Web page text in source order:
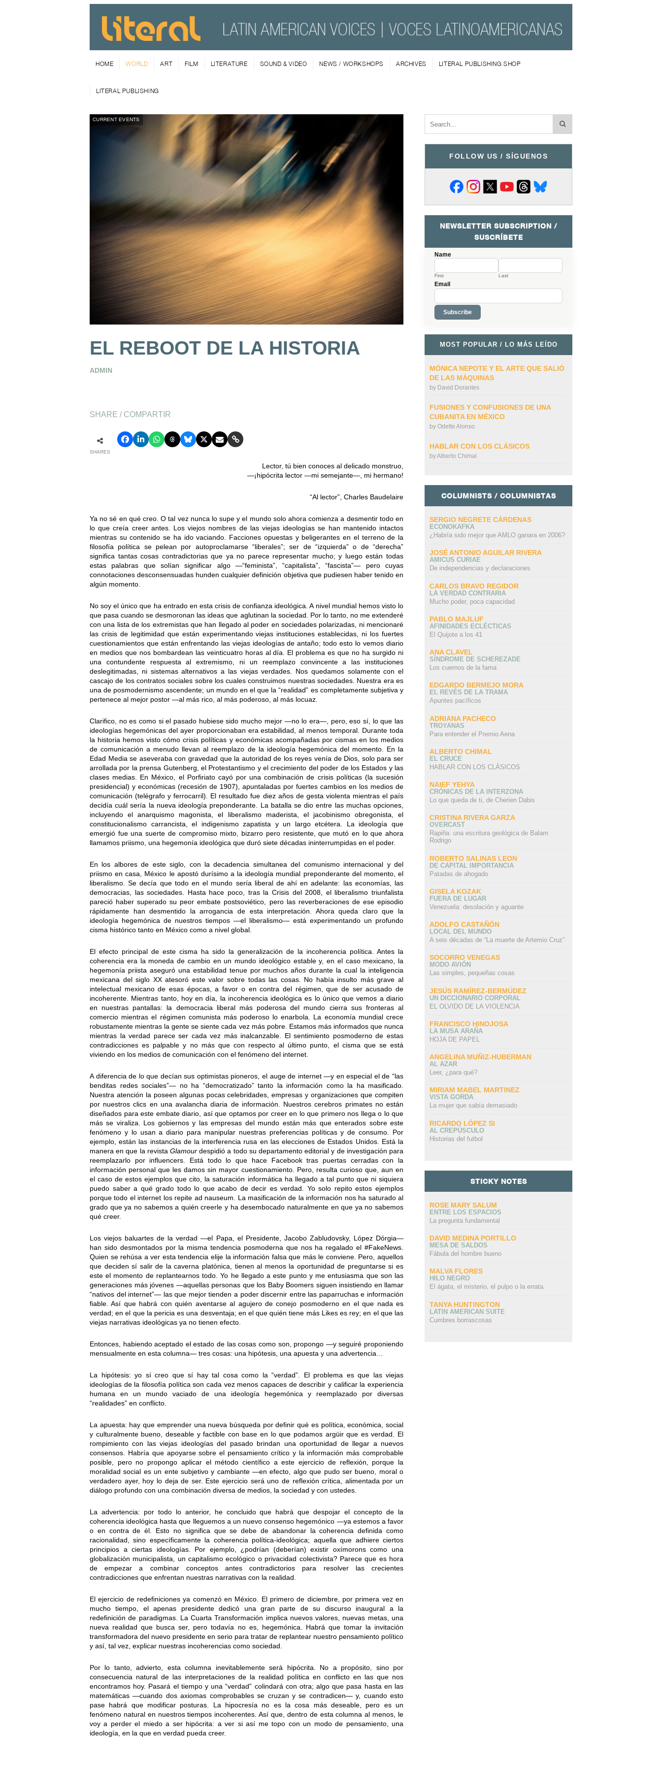
HOME WORLD ART FILM LITERATURE SOUND & VIDEO NEWS / WORKSHOPS ARCHIVES LITERAL PUBLISHING SHOP
LITERAL PUBLISHING
CURRENT EVENTS
EL REBOOT DE LA HISTORIA
ADMIN
SHARE / COMPARTIR
SHARES
Lector, tú bien conoces al delicado monstruo,
—¡hipócrita lector —mi semejante—, mi hermano!
“Al lector”, Charles Baudelaire
Ya no sé en qué creo. O tal vez nunca lo supe y el mundo solo ahora comienza a desmentir todo en
lo que creía creer antes. Los viejos nombres de las viejas ideologías se han mantenido intactos
mientras su contenido se ha ido vaciando. Facciones opuestas y beligerantes en el terreno de la
filosofía política se pelean por autoproclamarse “liberales”; ser de “izquierda” o de “derecha”
significa tantas cosas contradictorias que ya no parece representar mucho; y luego están todas
estas palabras que solían significar algo —“feminista”, “capitalista”, “fascista”— pero cuyas
connotaciones desconsensuadas hunden cualquier definición objetiva que pudiesen haber tenido en
algún momento.
No soy el único que ha entrado en esta crisis de confianza ideológica. A nivel mundial hemos visto lo
que pasa cuando se desmoronan las ideas que aglutinan la sociedad. Por lo tanto, no me extenderé
con una lista de los extremistas que han llegado al poder en sociedades polarizadas, ni mencionaré
las crisis de legitimidad que están experimentando viejas instituciones establecidas, ni los fuertes
cuestionamientos que están enfrentando las viejas ideologías de antaño; todo esto lo vemos diario
en medios que nos bombardean las veinticuatro horas al día. El problema es que no ha surgido ni
una contundente respuesta al extremismo, ni un reemplazo convincente a las instituciones
deslegitimadas, ni sistemas alternativos a las viejas verdades. Nos quedamos solamente con el
cascajo de los contratos sociales sobre los cuales construimos nuestras sociedades. Nuestra era es
una de posmodernismo ascendente; un mundo en el que la “realidad” es completamente subjetiva y
pertenece al mejor postor —al más rico, al más poderoso, al más locuaz.
Clarifico, no es como si el pasado hubiese sido mucho mejor —no lo era—, pero, eso sí, lo que las
ideologías hegemónicas del ayer proporcionaban era estabilidad, al menos temporal. Durante toda
la historia hemos visto cómo crisis políticas y económicas acompañadas por cismas en los medios
de comunicación a menudo llevan al reemplazo de la ideología hegemónica del momento. En la
Edad Media se aseveraba con gravedad que la autoridad de los reyes venía de Dios, solo para ser
arrollada por la prensa Gutenberg, el Protestantismo y el crecimiento del poder de los Estados y las
clases medias. En México, el Porfiriato cayó por una combinación de crisis políticas (la sucesión
presidencial) y económicas (recesión de 1907), apuntaladas por fuertes cambios en los medios de
comunicación (telégrafo y ferrocarril). El resultado fue diez años de gesta violenta mientras el país
decidía cuál sería la nueva ideología preponderante. La batalla se dio entre las muchas opciones,
incluyendo el anarquismo magonista, el liberalismo maderista, el jacobinismo obregonista, el
constitucionalismo carrancista, el indigenismo zapatista y un largo etcétera. La ideología que
emergió fue una suerte de compromiso mixto, bizarro pero resistente, que mutó en lo que ahora
llamamos priismo, una hegemonía ideológica que duró siete décadas ininterrumpidas en el poder.
En los albores de este siglo, con la decadencia simultanea del comunismo internacional y del
priismo en casa, México le apostó durísimo a la ideología mundial preponderante del momento, el
liberalismo. Se decía que todo en el mundo sería liberal de ahí en adelante: las economías, las
democracias, las sociedades. Hasta hace poco, tras la Crisis del 2008, el liberalismo triunfalista
pareció haber superado su peor embate postsoviético, pero las reverberaciones de ese episodio
rápidamente han desmentido la arrogancia de esta interpretación. Ahora queda claro que la
ideología hegemónica de nuestros tiempos —el liberalismo— está experimentando un profundo
cisma histórico tanto en México como a nivel global.
El efecto principal de este cisma ha sido la generalización de la incoherencia política. Antes la
coherencia era la moneda de cambio en un mundo ideológico estable y, en el caso mexicano, la
hegemonía priista aseguró una estabilidad tenue por muchos años durante la cual la inteligencia
mexicana del siglo XX atesoró este valor sobre todas las cosas. No había insulto más grave al
intelectual mexicano de esas épocas, a favor o en contra del régimen, que de ser acusado de
incoherente. Mientras tanto, hoy en día, la incoherencia ideológica es lo único que vemos a diario
en nuestras pantallas: la democracia liberal más poderosa del mundo cierra sus fronteras al
comercio mientras el régimen comunista más poderoso lo enarbola. La economía mundial crece
robustamente mientras la gente se siente cada vez más pobre. Estamos más informados que nunca
mientras la verdad parece ser cada vez más inalcanzable. El sentimiento posmoderno de estas
contradicciones es palpable y no más que con respecto al último punto, el cisma que se está
viviendo en los medios de comunicación con el fenómeno del internet.
A diferencia de lo que decían sus optimistas pioneros, el auge de internet —y en especial el de “las
benditas redes sociales”— no ha “democratizado” tanto la información como la ha masificado.
Nuestra atención la poseen algunas pocas celebridades, empresas y organizaciones que compiten
por nuestros clics en una avalancha diaria de información. Nuestros cerebros primates no están
diseñados para este embate diario, así que optamos por creer en lo que primero nos llega o lo que
más se viraliza. Los gobiernos y las empresas del mundo están más que enterados sobre este
fenómeno y lo usan a diario para manipular nuestras preferencias políticas y de consumo. Por
ejemplo, están las instancias de la interferencia rusa en las elecciones de Estados Unidos. Está la
manera en que la revista Glamour despidió a todo su departamento editorial y de investigación para
reemplazarlo por influencers. Está todo lo que hace Facebook tras puertas cerradas con la
información personal que les damos sin mayor cuestionamiento. Pero, resulta curioso que, aun en
el caso de estos ejemplos que cito, la saturación informática ha llegado a tal punto que ni siquiera
puedo saber a qué grado todo lo que acabo de decir es verdad. Yo solo repito estos ejemplos
porque todo el internet los repite ad nauseum. La masificación de la información nos ha saturado al
grado que ya no sabemos a quién creerle y ha desembocado naturalmente en que ya no sabemos
qué creer.
Los viejos baluartes de la verdad —el Papa, el Presidente, Jacobo Zabludovsky, López Dórgia—
han sido desmontados por la misma tendencia posmoderna que nos ha regalado el #FakeNews.
Quien se rehúsa a ver esta tendencia elije la información falsa que más le conviene. Pero, aquellos
que deciden sí salir de la caverna platónica, tienen al menos la oportunidad de preguntarse si es
este el momento de replantearnos todo. Yo he llegado a este punto y me entusiasma que son las
generaciones más jóvenes —aquellas personas que los Baby Boomers siguen insistiendo en llamar
“nativos del internet”— las que mejor tienden a poder discernir entre las paparruchas e información
fiable. Así que habrá con quién aventarse al agujero de conejo posmoderno en el que nada es
verdad; en el que la pericia es una desventaja; en el que quién tiene más Likes es rey; en el que las
viejas narrativas ideológicas ya no tienen efecto.
Entonces, habiendo aceptado el estado de las cosas como son, propongo —y seguiré proponiendo
mensualmente en esta columna— tres cosas: una hipótesis, una apuesta y una advertencia…
La hipótesis: yo sí creo que sí hay tal cosa como la “verdad”. El problema es que las viejas
ideologías de la filosofía política son cada vez menos capaces de describir y calificar la experiencia
humana en un mundo vaciado de una ideología hegemónica y reemplazado por diversas
“realidades” en conflicto.
La apuesta: hay que emprender una nueva búsqueda por definir qué es política, económica, social
y culturalmente bueno, deseable y factible con base en lo que podamos argüir que es verdad. El
rompimiento con las viejas ideologías del pasado brindan una oportunidad de llegar a nuevos
consensos. Habría que apoyarse sobre el pensamiento crítico y la información más comprobable
posible, pero no propongo aplicar el método científico a este ejercicio de reflexión, porque la
moralidad social es un ente subjetivo y cambiante —en efecto, algo que pudo ser bueno, moral o
verdadero ayer, hoy lo deja de ser. Este ejercicio será uno de reflexión crítica, alimentada por un
diálogo profundo con una combinación diversa de medios, la sociedad y con ustedes.
La advertencia: por todo lo anterior, he concluido que habrá que despojar el concepto de la
coherencia ideológica hasta que lleguemos a un nuevo consenso hegemónico —ya estemos a favor
o en contra de él. Esto no significa que se debe de abandonar la coherencia definida como
racionalidad, sino específicamente la coherencia política-ideológica; aquella que adhiere ciertos
principios a ciertas ideologías. Por ejemplo, ¿podrían (deberían) existir oxímorons como una
globalización municipalista, un capitalismo ecológico o privacidad colectivista? Parece que es hora
de empezar a combinar conceptos antes contradictorios para resolver las crecientes
contradicciones que enfrentan nuestras narrativas con la realidad.
El ejercicio de redefiniciones ya comenzó en México. El primero de diciembre, por primera vez en
mucho tiempo, el apenas presidente dedicó una gran parte de su discurso inaugural a la
redefinición de paradigmas. La Cuarta Transformación implica nuevos valores, nuevas metas, una
nueva realidad que busca ser, pero todavía no es, hegemónica. Habrá que tomar la invitación
transformadora del nuevo presidente en serio para tratar de replantear nuestro pensamiento político
y así, tal vez, explicar nuestras incoherencias como sociedad.
Por lo tanto, advierto, esta columna inevitablemente será hipócrita. No a propósito, sino por
consecuencia natural de las interpretaciones de la realidad política en conflicto en las que nos
encontramos hoy. Pasará el tiempo y una “verdad” colindará con otra; algo que pasa hasta en las
matemáticas —cuando dos axiomas comprobables se cruzan y se contradicen— y, cuando esto
pase habrá que modificar posturas. La hipocresía no es la cosa más deseable, pero es un
fenómeno natural en nuestros tiempos incoherentes. Así que, dentro de esta columna al menos, le
voy a perder el miedo a ser hipócrita: a ver si así me topo con un modo de pensamiento, una
ideología, en la que en verdad pueda creer.
FOLLOW US / SÍGUENOS
NEWSLETTER SUBSCRIPTION /
SUSCRÍBETE
Name
First Last
Email
MOST POPULAR / LO MÁS LEÍDO
MÓNICA NEPOTE Y EL ARTE QUE SALIÓ
DE LAS MÁQUINAS
by David Dorantes
FUSIONES Y CONFUSIONES DE UNA
CUBANITA EN MÉXICO
by Odette Alonso
HABLAR CON LOS CLÁSICOS
byAlberto Chimal
COLUMNISTS / COLUMNISTAS
SERGIO NEGRETE CÁRDENAS
ECONOKAFKA
¿Habría sido mejor que AMLO ganara en 2006?
JOSÉ ANTONIO AGUILAR RIVERA
AMICUS CURIAE
De independencias y declaraciones
CARLOS BRAVO REGIDOR
LA VERDAD CONTRARIA
Mucho poder, poca capacidad
PABLO MAJLUF
AFINIDADES ECLÉCTICAS
El Quijote a los 41
ANA CLAVEL
SÍNDROME DE SCHEREZADE
Los cuernos de la fama
EDGARDO BERMEJO MORA
EL REVÉS DE LA TRAMA
Apuntes pacíficos
ADRIANA PACHECO
TROYANAS
Para entender el Premio Aena
ALBERTO CHIMAL
EL CRUCE
HABLAR CON LOS CLÁSICOS
NAIEF YEHYA
CRÓNICAS DE LA INTERZONA
Lo que queda de ti, de Cherien Dabis
CRISTINA RIVERA GARZA
OVERCAST
Rapiña: una escritura geológica de Balam
Rodrigo
ROBERTO SALINAS LEON
DE CAPITAL IMPORTANCIA
Patadas de ahogado
GISELA KOZAK
FUERA DE LUGAR
Venezuela: desolación y aguante
ADOLFO CASTAÑÓN
LOCAL DEL MUNDO
A seis décadas de “La muerte de Artemio Cruz”
SOCORRO VENEGAS
MODO AVIÓN
Las simples, pequeñas cosas
JESÚS RAMÍREZ-BERMÚDEZ
UN DICCIONARIO CORPORAL
EL OLVIDO DE LA VIOLENCIA
FRANCISCO HINOJOSA
LA MUSA ARAÑA
HOJA DE PAPEL
ANGELINA MUÑIZ-HUBERMAN
AL AZAR
Leer, ¿para qué?
MIRIAM MABEL MARTINEZ
VISTA GORDA
La mujer que sabía demasiado
RICARDO LÓPEZ SI
AL CREPÚSCULO
Historias del futbol
STICKY NOTES
ROSE MARY SALUM
ENTRE LOS ESPACIOS
La pregunta fundamental
DAVID MEDINA PORTILLO
MESA DE SALDOS
Fábula del hombre bueno
MALVA FLORES
HILO NEGRO
El ágata, el misterio, el pulpo o la errata
TANYA HUNTINGTON
LATIN AMERICAN SUITE
Cumbres borrascosas